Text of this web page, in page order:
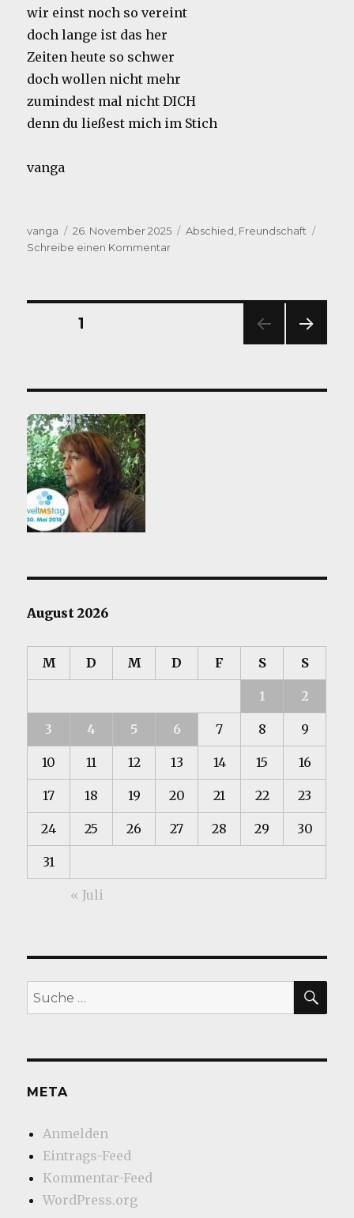
wir einst noch so vereint
doch lange ist das her
Zeiten heute so schwer
doch wollen nicht mehr
zumindest mal nicht DICH
denn du ließest mich im Stich
vanga
Autor
vanga
Veröffentlicht
am
26. November 2025 Kategorien
Abschied, Freundschaft
Schreibe einen Kommentarzu
Seitennummerierung
Beiträge
SEITE1
E
August 2026
M D M D F S S
1 2
3 4 5 6 7 8 9
10 11 12 13 14 15 16
17 18 19 20 21 22 23
24 25 26 27 28 29 30
31
« Juli
Suche
nach:
META
Anmelden
Eintrags-Feed
Kommentar-Feed
WordPress.org